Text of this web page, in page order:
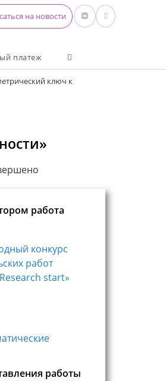
на новости
платеж Переключить поиск по
ключ к
работа
конкурс
работ
start»
работы